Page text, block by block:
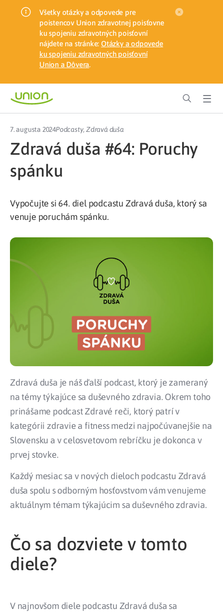
Všetky otázky a odpovede pre
poistencov Union zdravotnej poisťovne
ku spojeniu zdravotných poisťovní
nájdete na stránke: Otázky a odpovede
ku spojeniu zdravotných poisťovní
Union a Dôvera.
7. augusta 2024Podcasty,Zdravá duša
Zdravá duša #64: Poruchy
spánku
Vypočujte si 64. diel podcastu Zdravá duša, ktorý sa
venuje poruchám spánku.
Zdravá duša je náš ďalší podcast, ktorý je zameraný
na témy týkajúce sa duševného zdravia. Okrem toho
prinášame podcast Zdravé reči, ktorý patrí v
kategórii zdravie a fitness medzi najpočúvanejšie na
Slovensku a v celosvetovom rebríčku je dokonca v
prvej stovke.
Každý mesiac sa v nových dieloch podcastu Zdravá
duša spolu s odborným hosťovstvom vám venujeme
aktuálnym témam týkajúcim sa duševného zdravia.
Čo sa dozviete v tomto
diele?
V najnovšom diele podcastu Zdravá duša sa